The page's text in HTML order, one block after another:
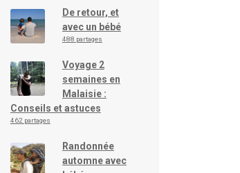
De retour, et
avec un bébé
488 partages
Voyage 2
semaines en
Malaisie :
Conseils et astuces
462 partages
Randonnée
automne avec